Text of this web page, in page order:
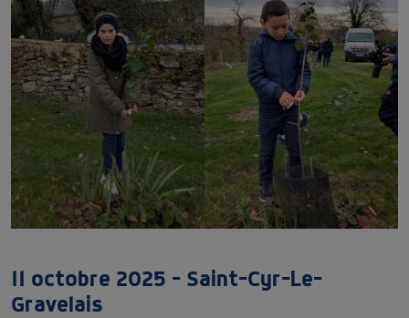
11 octobre 2025 – Saint-Cyr-Le-
Gravelais